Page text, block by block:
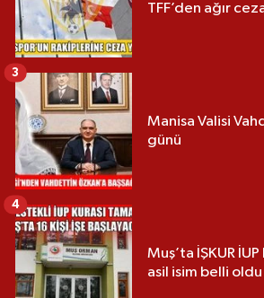
TFF’den ağır
Manisa Valisi
günü
3
Muş’ta İŞKUR
asil isim belli oldu
4